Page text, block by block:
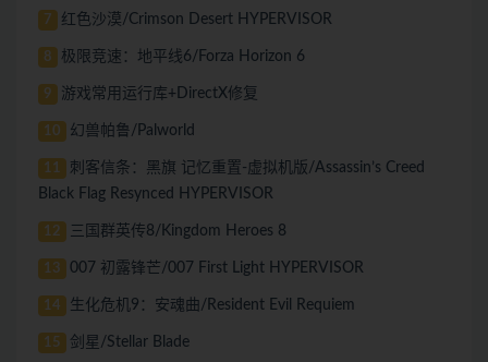
7 红色沙漠/Crimson Desert HYPERVISOR
8 极限竞速：地平线6/Forza Horizon 6
9 游戏常用运行库+DirectX修复
10 幻兽帕鲁/Palworld
11
刺客信条：黑旗 记忆重置-虚拟机版/Assassin’s Creed
Black Flag Resynced HYPERVISOR
12 三国群英传8/Kingdom Heroes 8
13 007 初露锋芒/007 First Light HYPERVISOR
14 生化危机9：安魂曲/Resident Evil Requiem
15 剑星/Stellar Blade